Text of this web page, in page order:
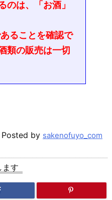
のは、「お酒」
ることを確認で
類の販売は一切
Posted by sakenofuyo_com
ます